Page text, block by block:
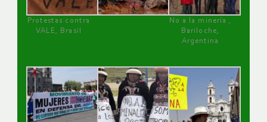
Protestas contra
VALE, Brasil
No a la minería ,
Bariloche,
Argentina